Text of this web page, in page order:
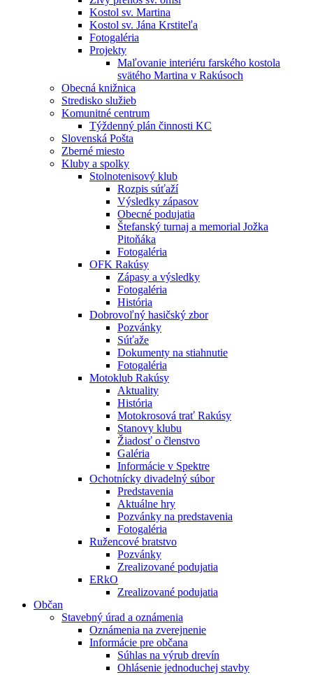
Kostol sv. Martina
Kostol sv. Jána Krstiteľa
Fotogaléria
Projekty
Maľovanie interiéru farského kostola
svätého Martina v Rakúsoch
Obecná knižnica
Stredisko služieb
Komunitné centrum
Týždenný plán činnosti KC
Slovenská Pošta
Zberné miesto
Kluby a spolky
Stolnotenisový klub
Rozpis súťaží
Výsledky zápasov
Obecné podujatia
Štefanský turnaj a memorial Jožka
Pitoňáka
Fotogaléria
OFK Rakúsy
Zápasy a výsledky
Fotogaléria
História
Dobrovoľný hasičský zbor
Pozvánky
Súťaže
Dokumenty na stiahnutie
Fotogaléria
Motoklub Rakúsy
Aktuality
História
Motokrosová trať Rakúsy
Stanovy klubu
Žiadosť o členstvo
Galéria
Informácie v Spektre
Ochotnícky divadelný súbor
Predstavenia
Aktuálne hry
Pozvánky na predstavenia
Fotogaléria
Ružencové bratstvo
Pozvánky
Zrealizované podujatia
ERkO
Zrealizované podujatia
Občan
Stavebný úrad a oznámenia
Oznámenia na zverejnenie
Informácie pre občana
Súhlas na výrub drevín
Ohlásenie jednoduchej stavby